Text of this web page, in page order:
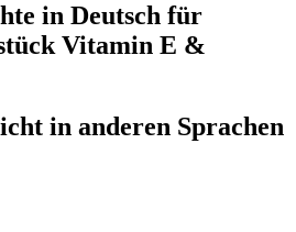
in Deutsch für
Vitamin E &
in anderen Sprachen